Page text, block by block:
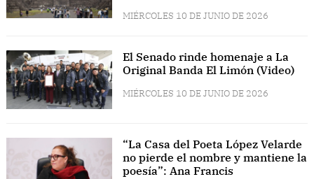
MIÉRCOLES 10 DE JUNIO DE 2026
El Senado rinde homenaje a La
Original Banda El Limón (Video)
MIÉRCOLES 10 DE JUNIO DE 2026
“La Casa del Poeta López Velarde
no pierde el nombre y mantiene la
poesía”: Ana Francis